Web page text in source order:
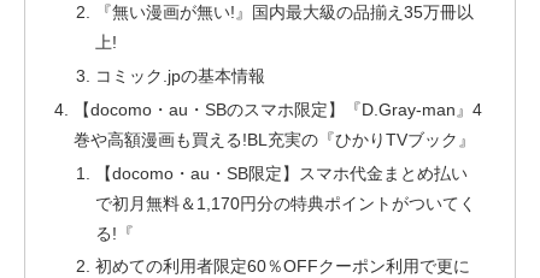
『無い漫画が無い!』国内最大級の品揃え35万冊以
上!
コミック.jpの基本情報
【docomo・au・SBのスマホ限定】『D.Gray-man』4
巻や高額漫画も買える!BL充実の『ひかりTVブック』
【docomo・au・SB限定】スマホ代金まとめ払い
で初月無料＆1,170円分の特典ポイントがついてく
る!『
初めての利用者限定60％OFFクーポン利用で更に